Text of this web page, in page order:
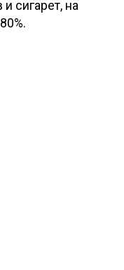
сигарет, на